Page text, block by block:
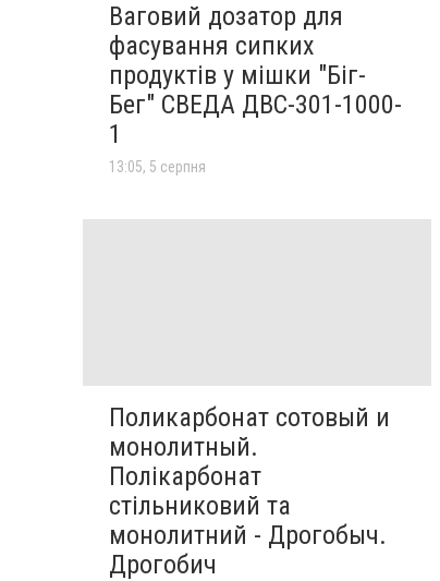
Ваговий дозатор для
фасування сипких
продуктів у мішки "Біг-
Бег" СВЕДА ДВС-301-1000-
1
13:05, 5 серпня
Поликарбонат сотовый и
монолитный.
Полікарбонат
стільниковий та
монолитний - Дрогобыч.
Дрогобич